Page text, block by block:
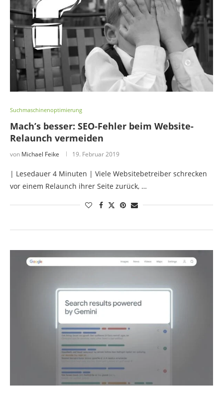
Suchmaschinenoptimierung
Mach’s besser: SEO-Fehler beim Website-
Relaunch vermeiden
von Michael Feike 19. Februar 2019
| Lesedauer 4 Minuten | Viele Websitebetreiber schrecken
vor einem Relaunch ihrer Seite zurück, …